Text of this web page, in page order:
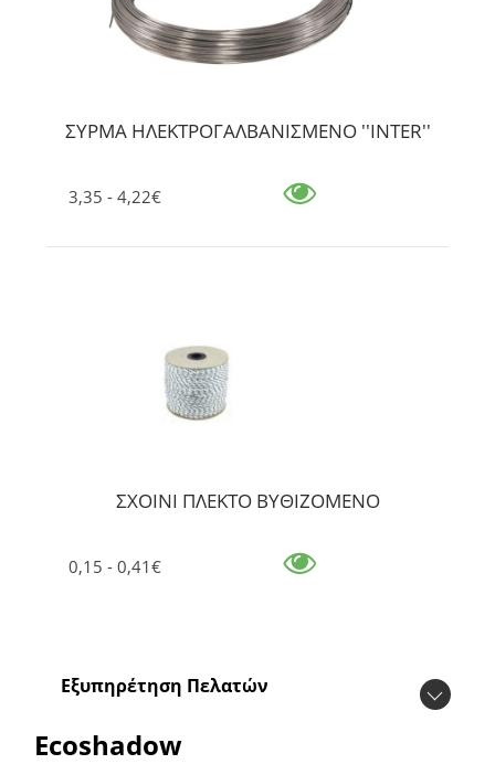
ΣΥΡΜΑ ΗΛΕΚΤΡΟΓΑΛΒΑΝΙΣΜΕΝΟ ''INTER''
3,35 - 4,22€
ΣΧΟΙΝΙ ΠΛΕΚΤΟ ΒΥΘΙΖΟΜΕΝΟ
0,15 - 0,41€
Εξυπηρέτηση Πελατών
Ecoshadow